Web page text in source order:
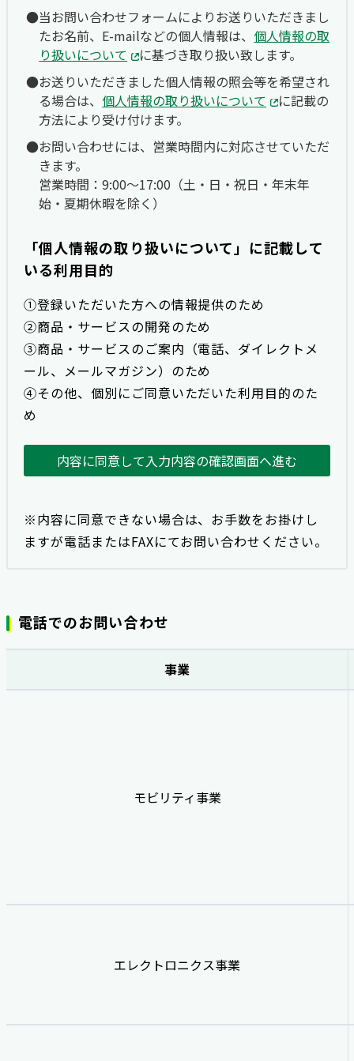
当お問い合わせフォームによりお送りいただきまし
たお名前、E-mailなどの個人情報は、 個人情報の取
り扱いについて
に基づき取り扱い致します。
お送りいただきました個人情報の照会等を希望され
る場合は、 個人情報の取り扱いについて
に記載の
方法により受け付けます。
お問い合わせには、営業時間内に対応させていただ
きます。
営業時間：9:00〜17:00（土・日・祝日・年末年
始・夏期休暇を除く）
「個人情報の取り扱いについて」に記載して
いる利用目的
①登録いただいた方への情報提供のため
②商品・サービスの開発のため
③商品・サービスのご案内（電話、ダイレクトメ
ール、メールマガジン）のため
④その他、個別にご同意いただいた利用目的のた
め
内容に同意して入力内容の確認画面へ進む
※内容に同意できない場合は、お手数をお掛けし
ますが電話またはFAXにてお問い合わせください。
電話でのお問い合わせ
事業
モビリティ事業
エレクトロニクス事業